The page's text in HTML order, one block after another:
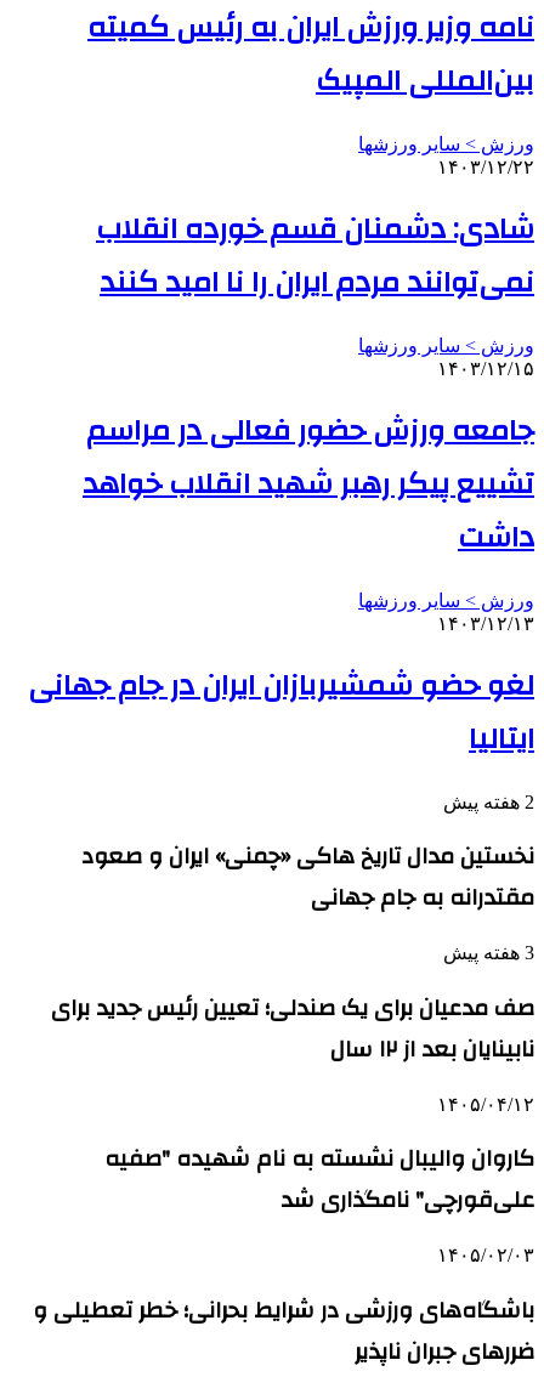
نامه وزیر ورزش ایران به رئیس کمیته
بین‌المللی المپیک
ورزش > سایر ورزشها
۱۴۰۳/۱۲/۲۲
شادی: دشمنان قسم خورده انقلاب
نمی‌توانند مردم ایران را نا امید کنند
ورزش > سایر ورزشها
۱۴۰۳/۱۲/۱۵
جامعه ورزش حضور فعالی در مراسم
تشییع پیکر رهبر شهید انقلاب خواهد
داشت
ورزش > سایر ورزشها
۱۴۰۳/۱۲/۱۳
لغو حضو شمشیربازان ایران در جام جهانی
ایتالیا
2 هفته پیش
نخستین مدال تاریخ هاکی «چمنی» ایران و صعود
مقتدرانه به جام جهانی
3 هفته پیش
صف مدعیان برای یک صندلی؛ تعیین رئیس جدید برای
نابینایان بعد از ۱۲ سال
۱۴۰۵/۰۴/۱۲
کاروان والیبال نشسته به نام شهیده "صفیه
علی‌قورچی" نامگذاری شد
۱۴۰۵/۰۲/۰۳
باشگاه‌های ورزشی در شرایط بحرانی؛ خطر تعطیلی و
ضررهای جبران ناپذیر